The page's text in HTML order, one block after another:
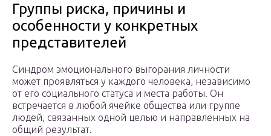
Группы риска, причины и
особенности у конкретных
представителей
Синдром эмоционального выгорания личности
может проявляться у каждого человека, независимо
от его социального статуса и места работы. Он
встречается в любой ячейке общества или группе
людей, связанных одной целью и направленных на
общий результат.